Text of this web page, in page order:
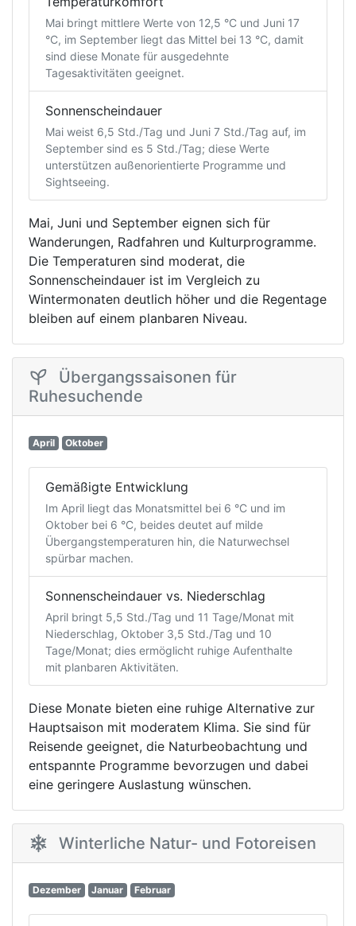
Mai bringt mittlere Werte von 12,5 °C und Juni 17
°C, im September liegt das Mittel bei 13 °C, damit
sind diese Monate für ausgedehnte
Tagesaktivitäten geeignet.
Sonnenscheindauer
Mai weist 6,5 Std./Tag und Juni 7 Std./Tag auf, im
September sind es 5 Std./Tag; diese Werte
unterstützen außenorientierte Programme und
Sightseeing.
Mai, Juni und September eignen sich für
Wanderungen, Radfahren und Kulturprogramme.
Die Temperaturen sind moderat, die
Sonnenscheindauer ist im Vergleich zu
Wintermonaten deutlich höher und die Regentage
bleiben auf einem planbaren Niveau.
Übergangssaisonen für
Ruhesuchende
April Oktober
Gemäßigte Entwicklung
Im April liegt das Monatsmittel bei 6 °C und im
Oktober bei 6 °C, beides deutet auf milde
Übergangstemperaturen hin, die Naturwechsel
spürbar machen.
Sonnenscheindauer vs. Niederschlag
April bringt 5,5 Std./Tag und 11 Tage/Monat mit
Niederschlag, Oktober 3,5 Std./Tag und 10
Tage/Monat; dies ermöglicht ruhige Aufenthalte
mit planbaren Aktivitäten.
Diese Monate bieten eine ruhige Alternative zur
Hauptsaison mit moderatem Klima. Sie sind für
Reisende geeignet, die Naturbeobachtung und
entspannte Programme bevorzugen und dabei
eine geringere Auslastung wünschen.
Winterliche Natur- und Fotoreisen
Dezember Januar Februar